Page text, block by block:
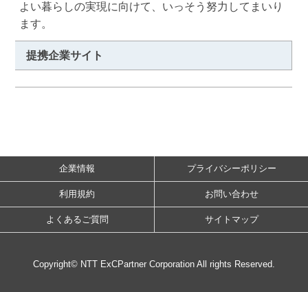
よい暮らしの実現に向けて、いっそう努力してまいり
ます。
提携企業サイト
企業情報 プライバシーポリシー
利用規約 お問い合わせ
よくあるご質問 サイトマップ
Copyright© NTT ExCPartner Corporation All rights Reserved.